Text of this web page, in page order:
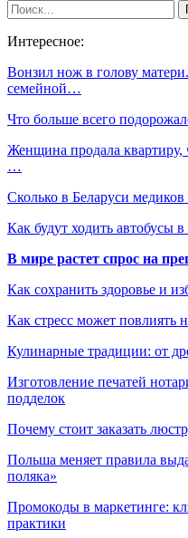
Интересное:
Вонзил нож в голову
семейной…
Что больше всего
Женщина продала квартиру,
…
Сколько в Беларуси
Как будут ходить автобусы
В мире растет спрос на
Как сохранить здоровье и
Как стресс может повлиять
Кулинарные традиции: от
Изготовление печатей
подделок
Почему стоит заказать
Польша меняет правила
поляка»
Промокоды в маркетинге:
практики